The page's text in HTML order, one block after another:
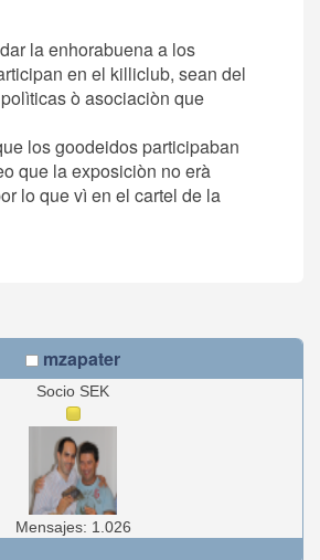
la enhorabuena a los
en el killiclub, sean del
ò asociaciòn que
los goodeidos participaban
que la exposiciòn no erà
lo que vì en el cartel de la
mzapater
Socio SEK
Mensajes: 1.026